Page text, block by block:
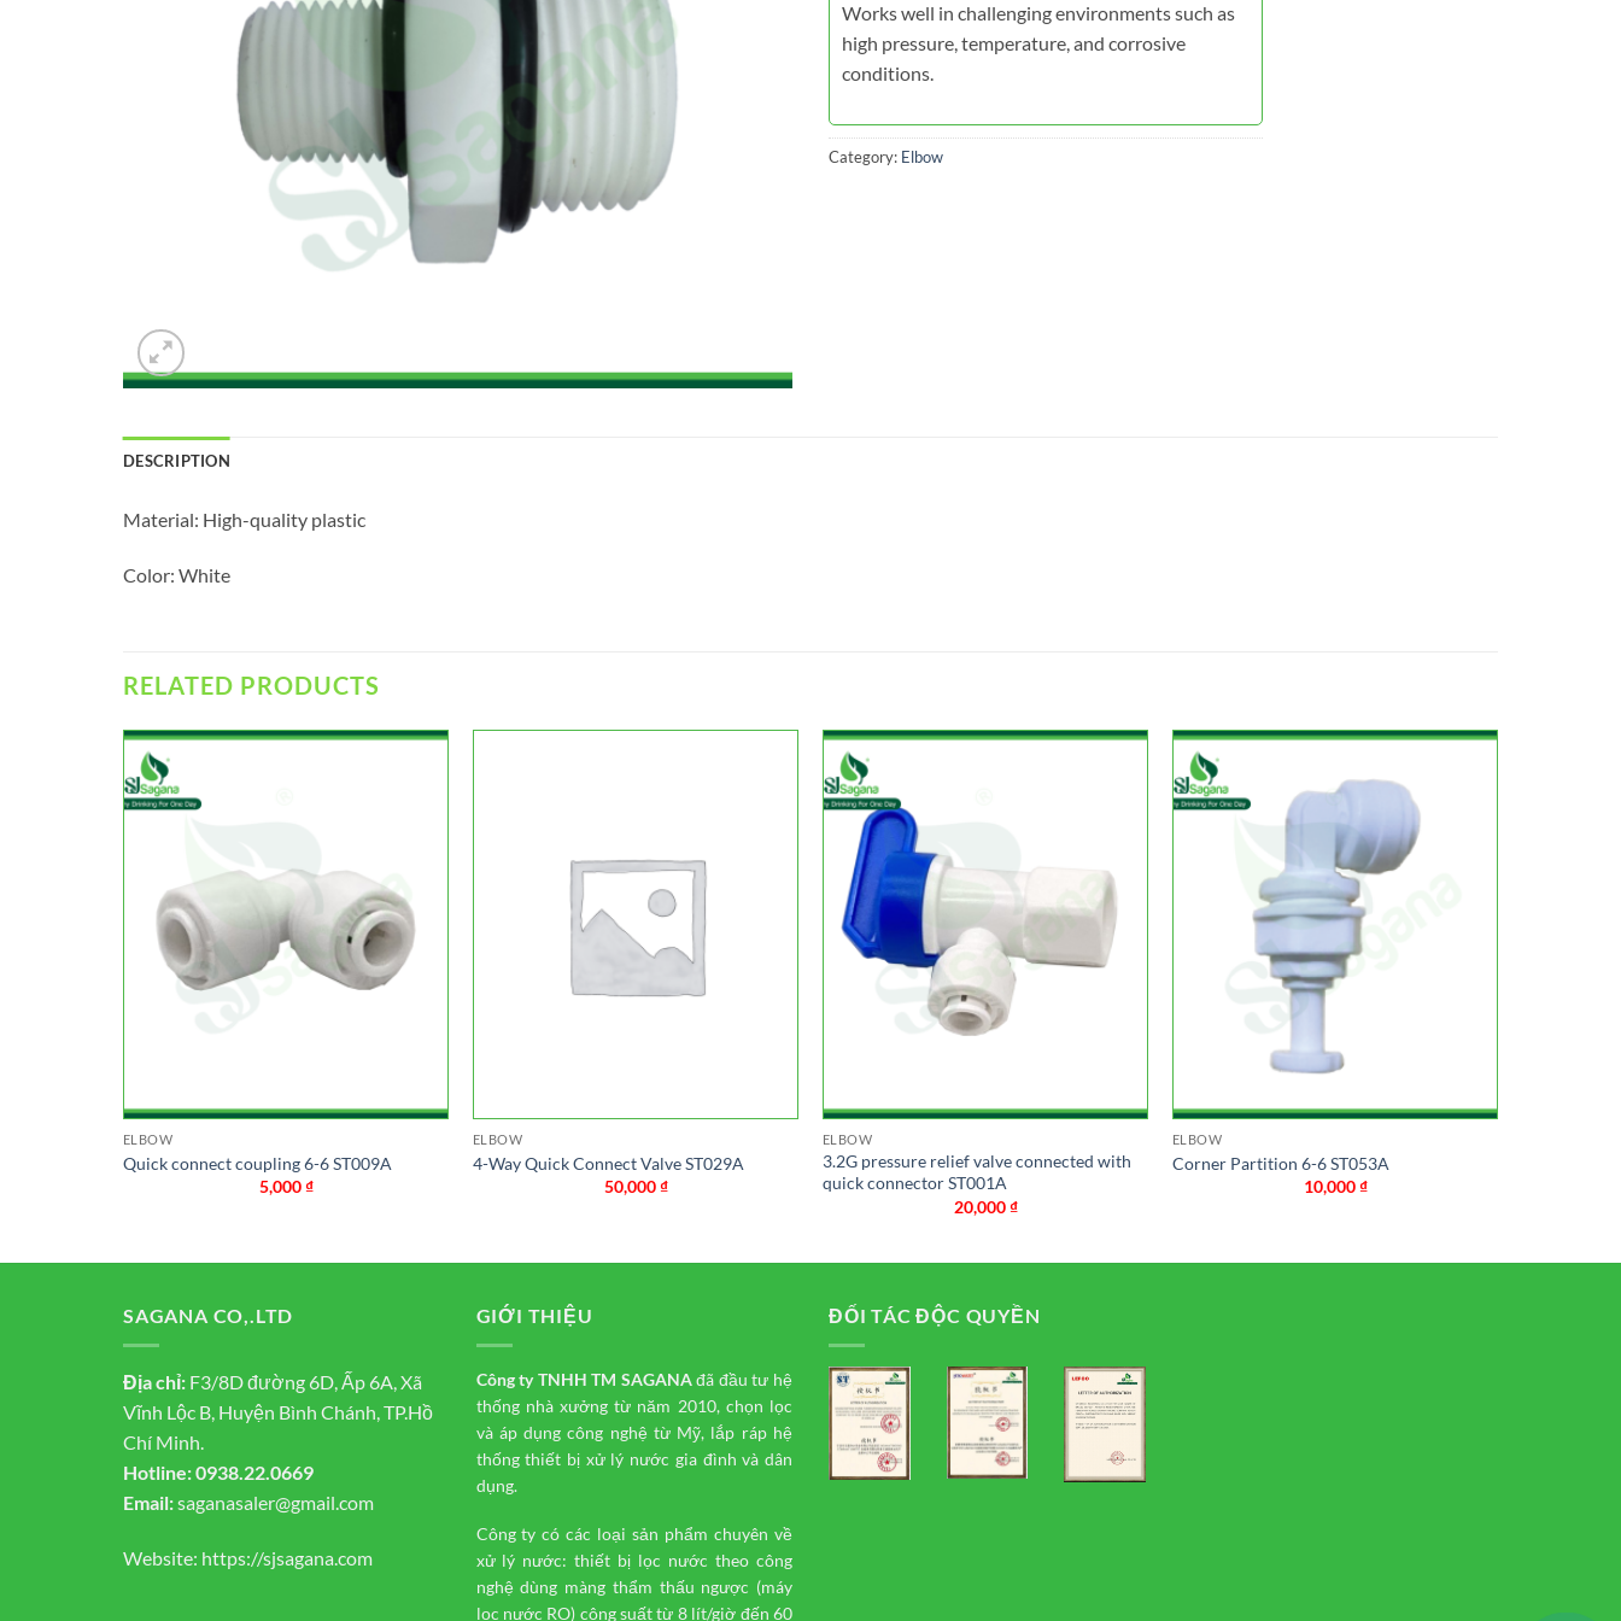
Works well in challenging environments such as
high pressure, temperature, and corrosive
conditions.
Category: Elbow
DESCRIPTION
Material: High-quality plastic
Color: White
RELATED PRODUCTS
ELBOW
Quick connect coupling 6-6 ST009A
5,000₫
ELBOW
4-Way Quick Connect Valve ST029A
50,000₫
ELBOW
3.2G pressure relief valve connected with
quick connector ST001A
20,000₫
ELBOW
Corner Partition 6-6 ST053A
10,000₫
SAGANA CO,.LTD
Địa chỉ: F3/8D đường 6D, Ấp 6A, Xã
Vĩnh Lộc B, Huyện Bình Chánh, TP.Hồ
Chí Minh.
Hotline:0938.22.0669
Email:saganasaler@gmail.com
Website: https://sjsagana.com
GIỚI THIỆU
Công ty TNHH TM SAGANAđã đầu tư hệ
thống nhà xưởng từ năm 2010, chọn lọc
và áp dụng công nghệ từ Mỹ, lắp ráp hệ
thống thiết bị xử lý nước gia đình và dân
dụng.
Công ty có các loại sản phẩm chuyên về
xử lý nước: thiết bị lọc nước theo công
nghệ dùng màng thẩm thấu ngược (máy
lọc nước RO) công suất từ 8 lít/giờ đến 60
ĐỐI TÁC ĐỘC QUYỀN